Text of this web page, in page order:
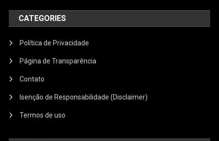
CATEGORIES
Política de Privacidade
Página de Transparência
Contato
Isenção de Responsabilidade (Disclaimer)
Termos de uso